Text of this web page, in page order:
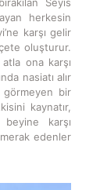
herkesin
karşı gelir
oluşturur.
ona karşı
nasiatı alır
görmeyen bir
kaynatır,
karşı
edenler